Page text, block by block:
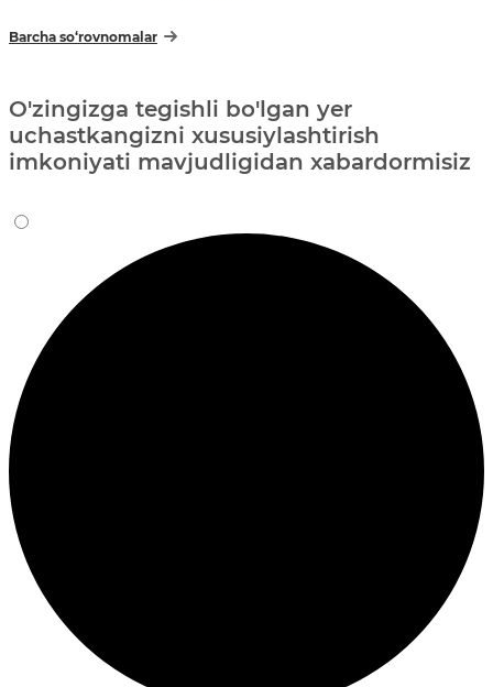
Barcha so‘rovnomalar
O'zingizga tegishli bo'lgan yer
uchastkangizni xususiylashtirish
imkoniyati mavjudligidan xabardormisiz